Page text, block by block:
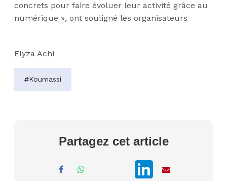
concrets pour faire évoluer leur activité grâce au
numérique », ont souligné les organisateurs
Elyza Achi
#Koumassi
Partagez cet article